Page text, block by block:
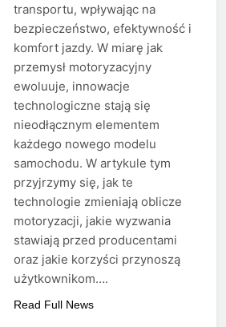
transportu, wpływając na
bezpieczeństwo, efektywność i
komfort jazdy. W miarę jak
przemysł motoryzacyjny
ewoluuje, innowacje
technologiczne stają się
nieodłącznym elementem
każdego nowego modelu
samochodu. W artykule tym
przyjrzymy się, jak te
technologie zmieniają oblicze
motoryzacji, jakie wyzwania
stawiają przed producentami
oraz jakie korzyści przynoszą
użytkownikom….
Read Full News